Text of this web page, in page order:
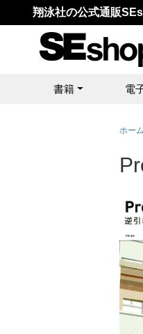
翔泳社の公式通販
書籍 電
ホーム